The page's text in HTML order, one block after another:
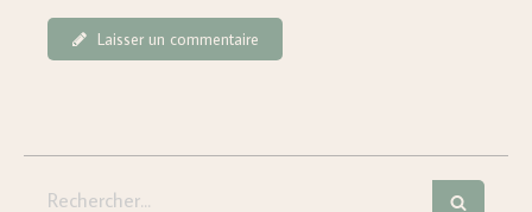
Laisser un commentaire
Rechercher